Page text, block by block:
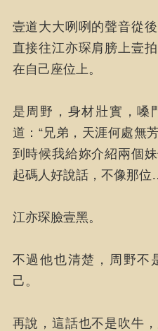
壹道大大咧咧的聲音從
直接往江亦琛肩膀上壹
在自己座位上。
是周野，身材壯實，嗓
道：“兄弟，天涯何處無
到時候我給妳介紹兩個
起碼人好說話，不像那
江亦琛臉壹黑。
不過他也清楚，周野不
己。
再說，這話也不是吹牛